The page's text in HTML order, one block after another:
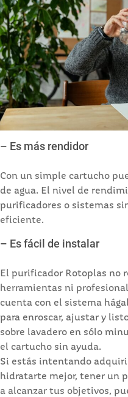
– Es más rendidor
Con un simple cartucho
de agua. El nivel de
purificadores o sistemas
eficiente.
– Es fácil de instalar
El purificador Rotoplas no
herramientas ni
cuenta con el sistema
para enroscar, ajustar y
sobre lavadero en sólo
el cartucho sin ayuda.
Si estás intentando
hidratarte mejor, tener un
a alcanzar tus objetivos,